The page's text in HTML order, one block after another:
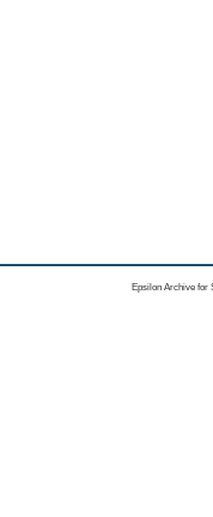
Epsilon Archive for